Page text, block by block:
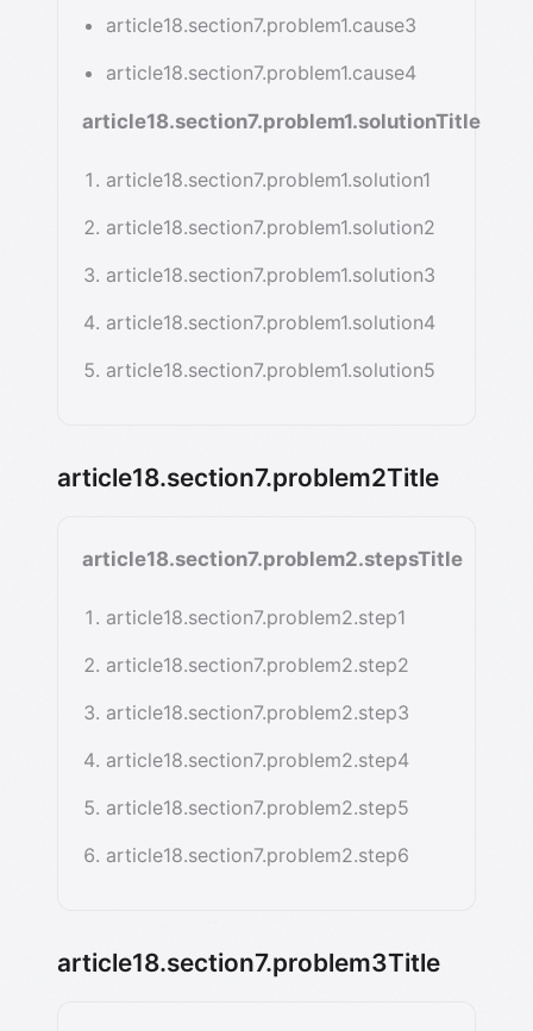
article18.section7.problem1.cause3
article18.section7.problem1.cause4
article18.section7.problem1.solutionTitle
article18.section7.problem1.solution1
article18.section7.problem1.solution2
article18.section7.problem1.solution3
article18.section7.problem1.solution4
article18.section7.problem1.solution5
article18.section7.problem2Title
article18.section7.problem2.stepsTitle
article18.section7.problem2.step1
article18.section7.problem2.step2
article18.section7.problem2.step3
article18.section7.problem2.step4
article18.section7.problem2.step5
article18.section7.problem2.step6
article18.section7.problem3Title